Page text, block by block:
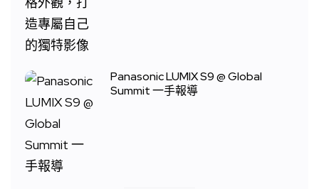
Panasonic LUMIX S9 @ Global
Summit 一手報導